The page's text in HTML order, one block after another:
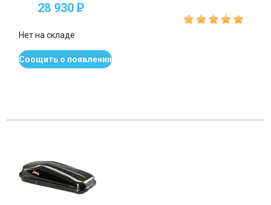
28 930 P
Нет на складе
Соощить о появлении